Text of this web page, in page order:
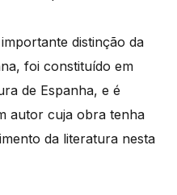
distinção da
foi constituído em
de Espanha, e é
autor cuja obra tenha
da literatura nesta